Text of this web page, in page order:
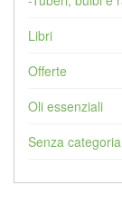
Libri
Offerte
Oli essenziali
Senza categoria